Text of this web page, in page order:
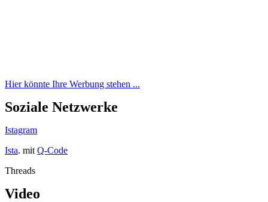
Hier könnte Ihre Werbung stehen ...
Soziale Netzwerke
Istagram
Ista. mit Q-Code
Threads
Video